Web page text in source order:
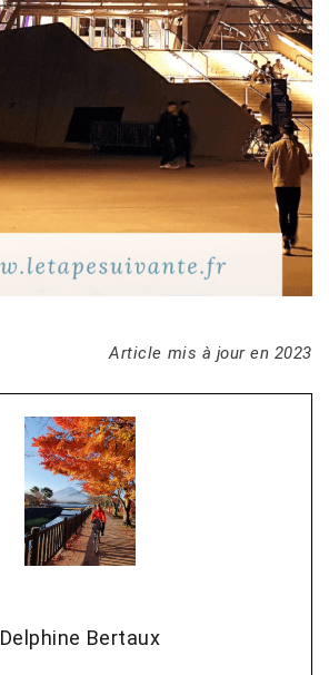
Article mis à jour en 2023
Delphine Bertaux